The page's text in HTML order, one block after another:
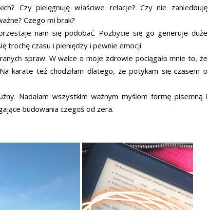
Czy pielęgnuję właściwe relacje? Czy nie zaniedbuję
Czego mi brak?
nam się podobać. Pozbycie się go generuje duże
trochę czasu i pieniędzy i pewnie emocji.
spraw. W walce o moje zdrowie pociągało mnie to, że
karate też chodziłam dlatego, że potykam się czasem o
Nadałam wszystkim ważnym myślom formę pisemną i
budowania czegoś od zera.